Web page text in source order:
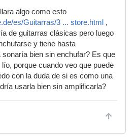
algo como esto
es/Guitarras/3 ... store.html ,
de guitarras clásicas pero luego
y tiene hasta
bien sin enchufar? Es que
porque cuando veo que puede
con la duda de si es como una
usarla bien sin amplificarla?